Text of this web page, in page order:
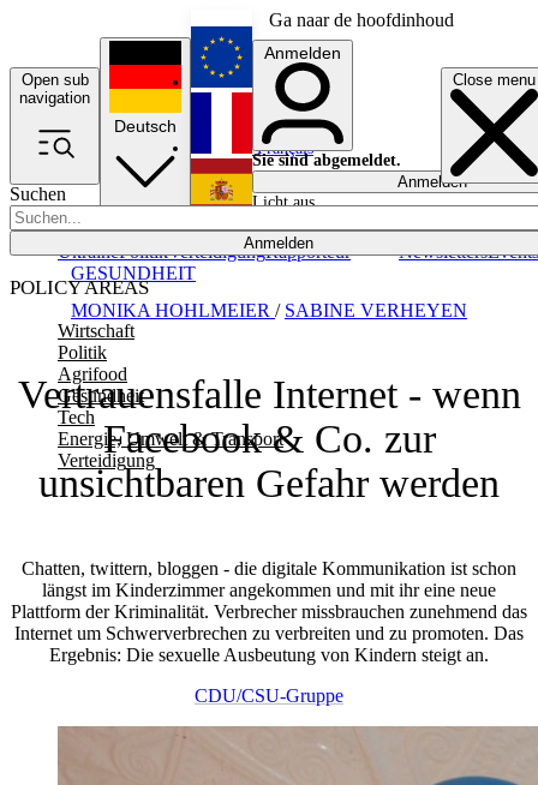
Ga naar de hoofdinhoud
Open sub
navigation
Close menu
Suchen
Anmelden
POLICY AREAS
Wirtschaft
Politik
Agrifood
Gesundheit
Tech
Energie, Umwelt & Transport
Verteidigung
UkrainePolitikVerteidigungRapporteur NewslettersEvents
Deutsch
English
Français
Anmelden
Sie sind abgemeldet.
Anmelden
Licht aus
Vertrauensfalle Internet - wenn
Facebook & Co. zur
unsichtbaren Gefahr werden
Chatten, twittern, bloggen - die digitale Kommunikation ist schon
längst im Kinderzimmer angekommen und mit ihr eine neue
Plattform der Kriminalität. Verbrecher missbrauchen zunehmend das
Internet um Schwerverbrechen zu verbreiten und zu promoten. Das
Ergebnis: Die sexuelle Ausbeutung von Kindern steigt an.
MONIKA HOHLMEIER / SABINE VERHEYEN
GESUNDHEIT
CDU/CSU-Gruppe